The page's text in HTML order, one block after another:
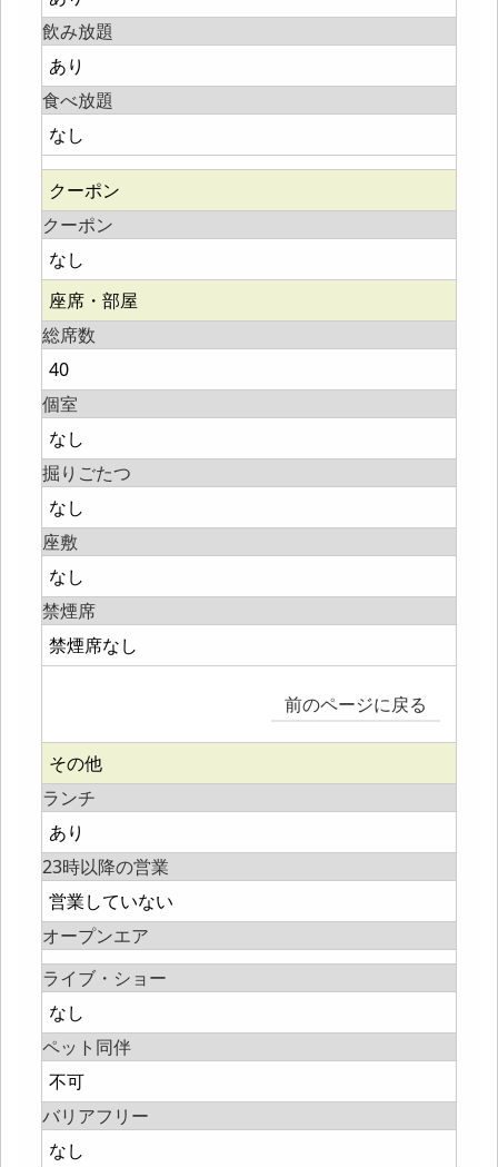
飲み放題
あり
食べ放題
なし
クーポン
クーポン
なし
座席・部屋
総席数
40
個室
なし
掘りごたつ
なし
座敷
なし
禁煙席
禁煙席なし
前のページに戻る
その他
ランチ
あり
23時以降の営業
営業していない
オープンエア
ライブ・ショー
なし
ペット同伴
不可
バリアフリー
なし